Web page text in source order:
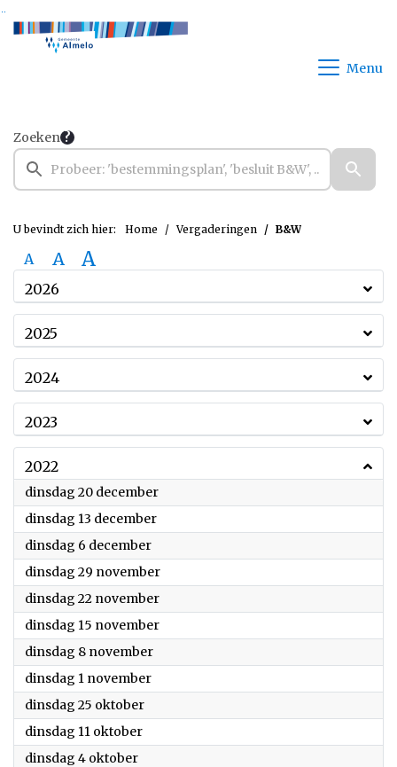
Ga naar de inhoud van deze pagina
Ga naar het zoeken
Ga naar het menu
Menu
Zoeken
U bevindt zich hier: Home Vergaderingen B&W
A A A
2026
2025
2024
2023
2022
dinsdag 20 december2022
dinsdag 13 december2022
dinsdag 6 december2022
dinsdag 29 november2022
dinsdag 22 november2022
dinsdag 15 november2022
dinsdag 8 november2022
dinsdag 1 november2022
dinsdag 25 oktober2022
dinsdag 11 oktober2022
dinsdag 4 oktober2022